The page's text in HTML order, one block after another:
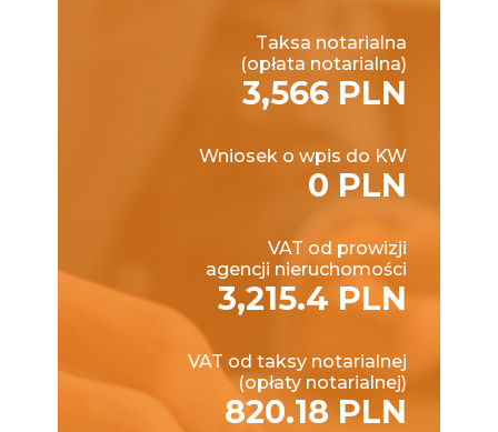
Taksa notarialna
(opłata notarialna)
3,566 PLN
Wniosek o wpis do KW
0 PLN
VAT od prowizji
agencji nieruchomości
3,215.4 PLN
VAT od taksy notarialnej
(opłaty notarialnej)
820.18 PLN